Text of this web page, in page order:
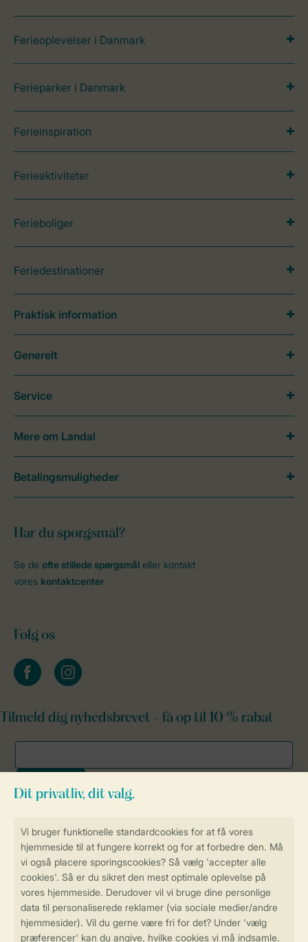
Få en personligt tilpasset oplevelse
Sikker og hurtig online booking
Sikker datahåndtering
Ferieoplevelser i Danmark
Ferieparker i Danmark
Ferieinspiration
Ferieaktiviteter
Ferieboliger
Feriedestinationer
Har du spørgsmål?
Se de ofte stillede spørgsmål eller kontakt
vores kontaktcenter
Følg os
facebookinstagram
Tilmeld dig nyhedsbrevet - få op til 10 % rabat
Praktisk information
Generelt
Service
Mere om Landal
Betalingsmuligheder